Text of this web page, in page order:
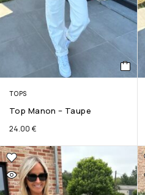
TOPS
Top Manon – Taupe
24.00 €